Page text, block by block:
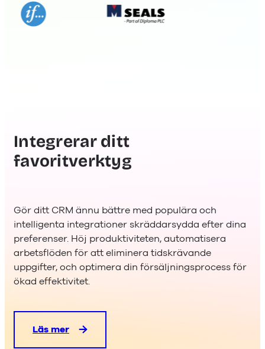
Integrerar ditt
favoritverktyg
Gör ditt CRM ännu bättre med populära och
intelligenta integrationer skräddarsydda efter dina
preferenser. Höj produktiviteten, automatisera
arbetsflöden för att eliminera tidskrävande
uppgifter, och optimera din försäljningsprocess för
ökad effektivitet.
Läs mer